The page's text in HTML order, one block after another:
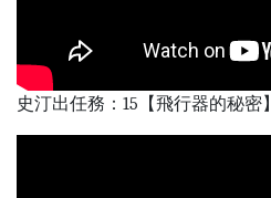
史汀出任務：15【飛行器的秘密】